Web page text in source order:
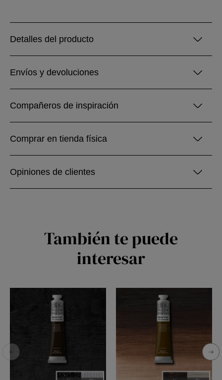
Detalles del producto
Envíos y devoluciones
Compañeros de inspiración
Comprar en tienda física
Opiniones de clientes
También te puede
interesar